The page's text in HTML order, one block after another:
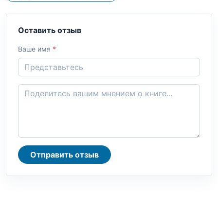
Оставить отзыв
Ваше имя *
Отправить отзыв